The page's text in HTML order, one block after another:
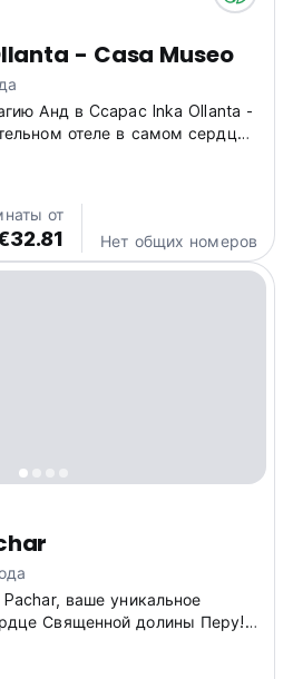
- Casa Museo
Анд в Ccapac Inka Ollanta -
отеле в самом сердце
translated from original
от
Нет общих номеров
ваше уникальное
Священной долины Перу!
Анд. (Auto-translated